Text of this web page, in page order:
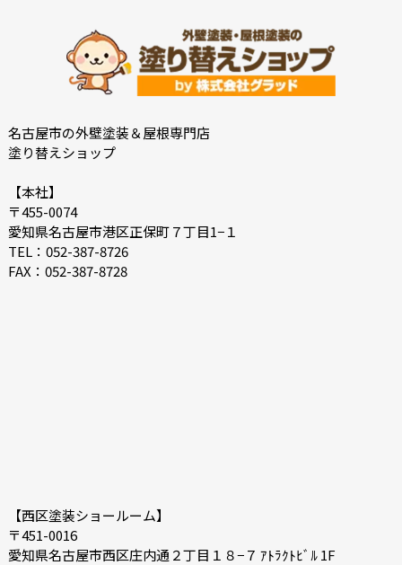
名古屋市の外壁塗装＆屋根専門店
塗り替えショップ
【本社】
〒455-0074
愛知県名古屋市港区正保町７丁目1−１
TEL：052-387-8726
FAX：052-387-8728
【西区塗装ショールーム】
〒451-0016
愛知県名古屋市西区庄内通２丁目１８−７ ｱﾄﾗｸﾄﾋﾞﾙ 1F